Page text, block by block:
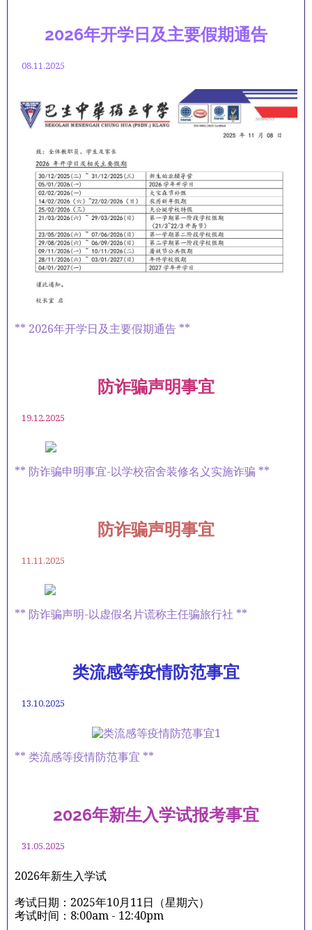
2026年开学日及主要假期通告
08.11.2025
** 2026年开学日及主要假期通告 **
防诈骗声明事宜
19.12.2025
** 防诈骗申明事宜-以学校宿舍装修名义实施诈骗 **
防诈骗声明事宜
11.11.2025
** 防诈骗声明-以虚假名片谎称主任骗旅行社 **
类流感等疫情防范事宜
13.10.2025
** 类流感等疫情防范事宜 **
2026年新生入学试报考事宜
31.05.2025
2026年新生入学试
考试日期：2025年10月11日（星期六）
考试时间：8:00am - 12:40pm